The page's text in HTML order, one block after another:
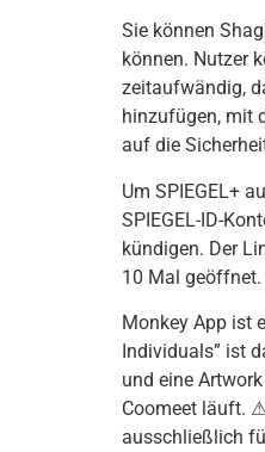
Sie können
können. Nutzer
zeitaufwändig,
hinzufügen, mit
auf die
Um SPIEGEL+
SPIEGEL-ID-
kündigen. Der
10 Mal
Monkey App ist
Individuals” ist
und eine
Coomeet läuft.
ausschließlich